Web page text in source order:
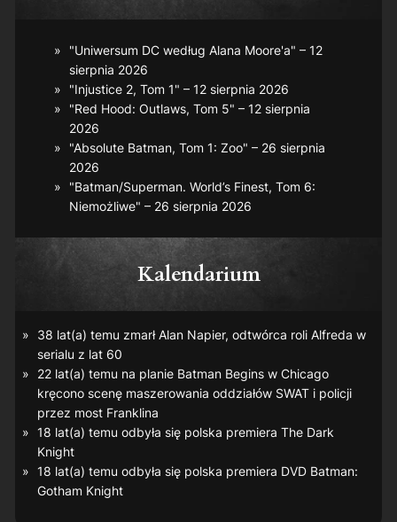
"Uniwersum DC według Alana Moore'a" – 12
sierpnia 2026
"Injustice 2, Tom 1" – 12 sierpnia 2026
"Red Hood: Outlaws, Tom 5" – 12 sierpnia
2026
"Absolute Batman, Tom 1: Zoo" – 26 sierpnia
2026
"Batman/Superman. World’s Finest, Tom 6:
Niemożliwe" – 26 sierpnia 2026
Kalendarium
38 lat(a) temu zmarł Alan Napier, odtwórca roli Alfreda w
serialu z lat 60
22 lat(a) temu na planie Batman Beginsw Chicago
kręcono scenę maszerowania oddziałów SWAT i policji
przez most Franklina
18 lat(a) temu odbyła się polska premiera The Dark
Knight
18 lat(a) temu odbyła się polska premiera DVD Batman:
Gotham Knight